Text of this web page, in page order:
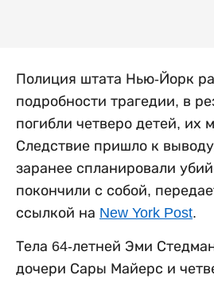
Полиция штата Нью-Йорк
подробности трагедии, в
погибли четверо детей, их
Следствие пришло к
заранее спланировали
покончили с собой,
ссылкой на New York Post.
Тела 64-летней Эми
дочери Сары Майерс и